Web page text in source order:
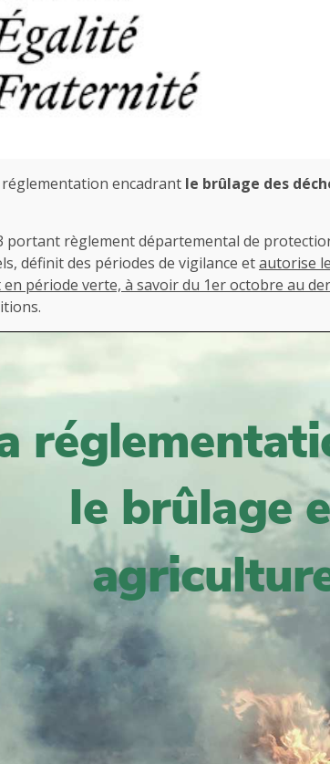
encadrant le brûlage des
portant règlement départemental de
définit des périodes de vigilance etautorise
période verte, à savoir du 1er octobre au